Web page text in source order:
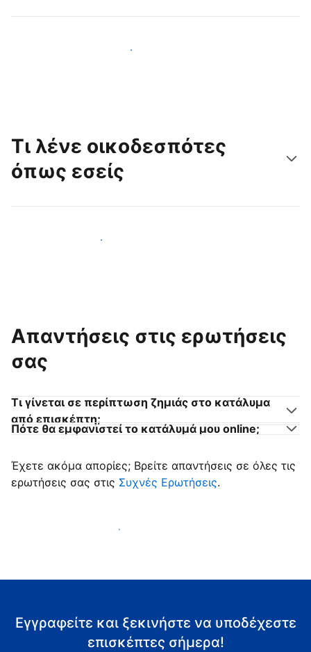
Προσελκύστε νέους επισκέπτες σήμερα
Τι λένε οικοδεσπότες
όπως εσείς
Γίνετε κι εσείς οικοδεσπότης
Απαντήσεις στις ερωτήσεις
σας
Τι γίνεται σε περίπτωση ζημιάς στο κατάλυμα
από επισκέπτη;
Πότε θα εμφανιστεί το κατάλυμά μου online;
Έχετε ακόμα απορίες; Βρείτε απαντήσεις σε όλες τις
ερωτήσεις σας στις Συχνές Ερωτήσεις.
Αρχίστε να υποδέχεστε επισκέπτες
Εγγραφείτε και ξεκινήστε να υποδέχεστε
επισκέπτες σήμερα!